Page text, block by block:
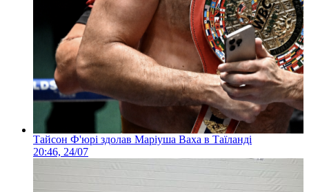
Тайсон Ф'юрі здолав Маріуша Ваха в Таїланді
20:46, 24/07